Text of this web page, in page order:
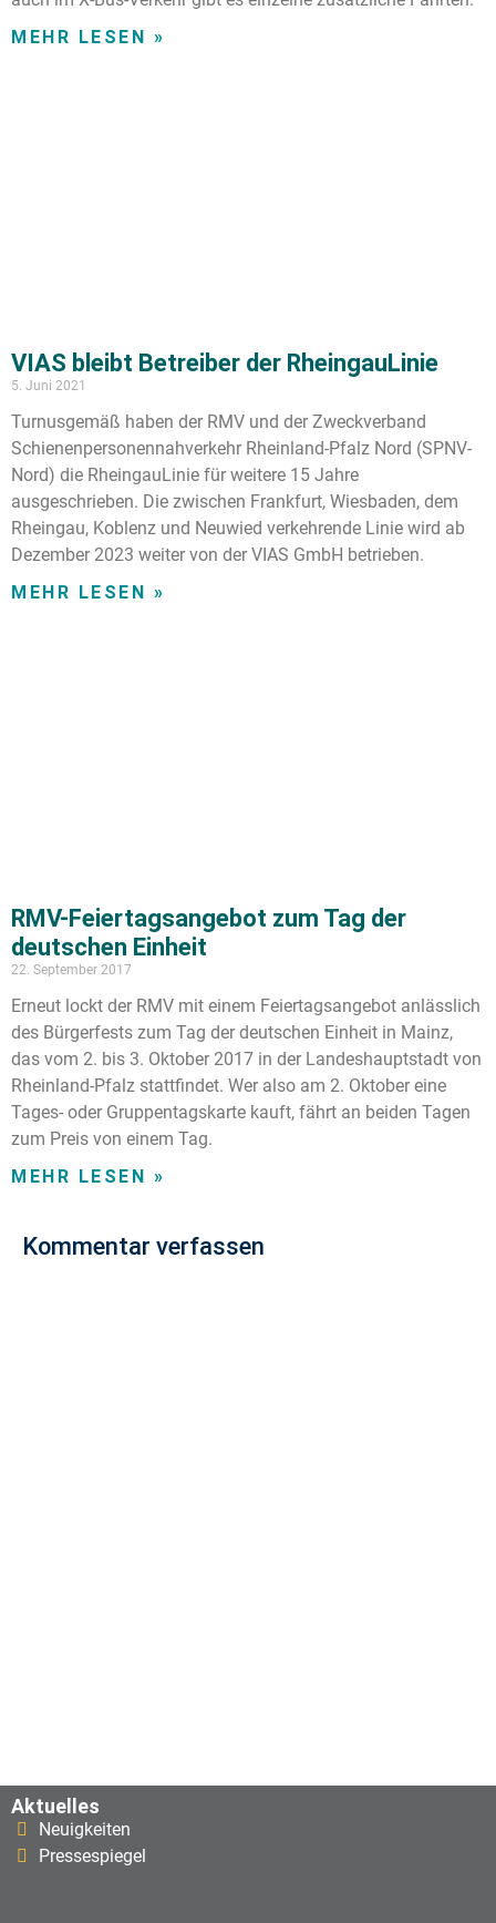
MEHR LESEN »
VIAS bleibt Betreiber der RheingauLinie
5. Juni 2021
Turnusgemäß haben der RMV und der Zweckverband
Schienenpersonennahverkehr Rheinland-Pfalz Nord (SPNV-
Nord) die RheingauLinie für weitere 15 Jahre
ausgeschrieben. Die zwischen Frankfurt, Wiesbaden, dem
Rheingau, Koblenz und Neuwied verkehrende Linie wird ab
Dezember 2023 weiter von der VIAS GmbH betrieben.
MEHR LESEN »
RMV-Feiertagsangebot zum Tag der
deutschen Einheit
22. September 2017
Erneut lockt der RMV mit einem Feiertagsangebot anlässlich
des Bürgerfests zum Tag der deutschen Einheit in Mainz,
das vom 2. bis 3. Oktober 2017 in der Landeshauptstadt von
Rheinland-Pfalz stattfindet. Wer also am 2. Oktober eine
Tages- oder Gruppentagskarte kauft, fährt an beiden Tagen
zum Preis von einem Tag.
MEHR LESEN »
Kommentar verfassen
Aktuelles
Neuigkeiten
Pressespiegel